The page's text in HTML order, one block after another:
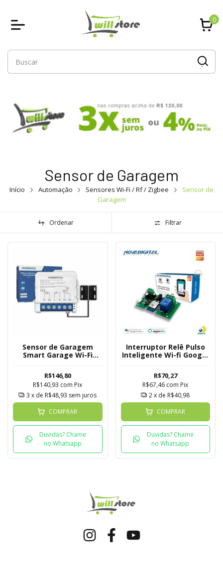
0
Sensor de Garagem
Início Automação Sensores Wi-Fi / Rf / Zigbee
Sensor de
Garagem
Ordenar Filtrar
Sensor de Garagem
Smart Garage Wi-Fi
R$146,80
R$140,93 com Pix
3 x de R$48,93 sem juros
COMPRAR
Duvidas? Chame
no Whatsapp
Interruptor Relê Pulso
Inteligente Wi-fi Google
Digital
R$70,27
R$67,46 com Pix
2x de R$40,98
COMPRAR
Duvidas? Chame
no Whatsapp